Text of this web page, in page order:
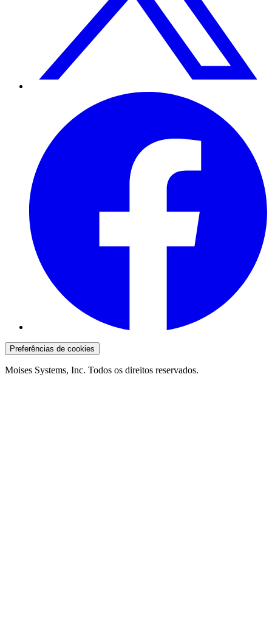
Preferências de cookies
Moises Systems, Inc. Todos os direitos reservados.